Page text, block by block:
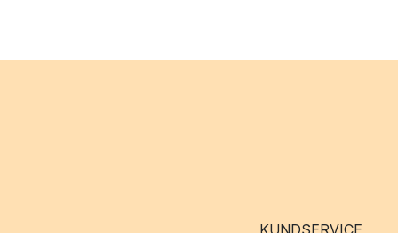
KUNDSERVICE